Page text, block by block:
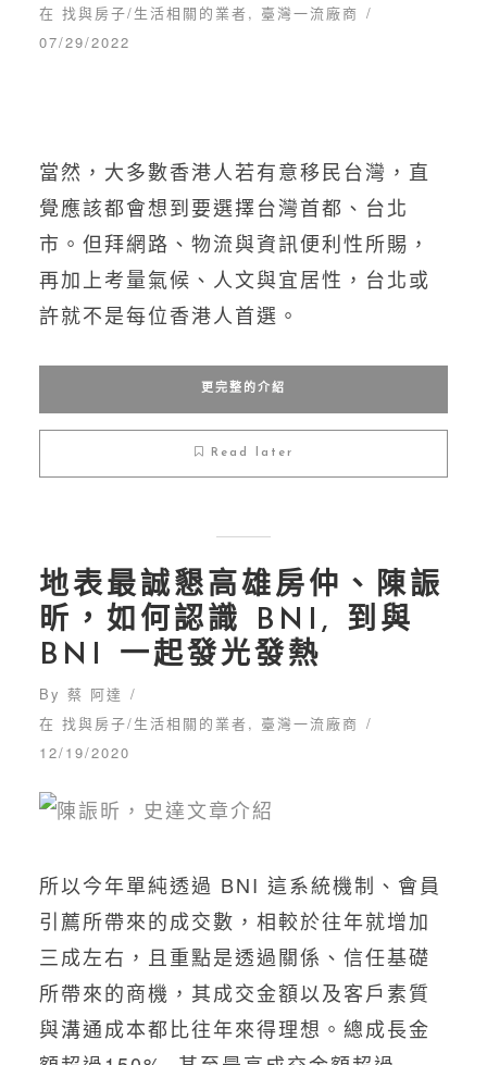
咖啡鄉元素
在 找與房子/生活相關的業者, 臺灣一流廠商
07/29/2022
當然，大多數香港人若有意移民台灣，直
覺應該都會想到要選擇台灣首都、台北
市。但拜網路、物流與資訊便利性所賜，
再加上考量氣候、人文與宜居性，台北或
許就不是每位香港人首選。
更完整的介紹
Read later
地表最誠懇高雄房仲、陳誫
昕，如何認識 BNI, 到與
BNI 一起發光發熱
By 蔡 阿達
在 找與房子/生活相關的業者, 臺灣一流廠商
12/19/2020
所以今年單純透過 BNI 這系統機制、會員
引薦所帶來的成交數，相較於往年就增加
三成左右，且重點是透過關係、信任基礎
所帶來的商機，其成交金額以及客戶素質
與溝通成本都比往年來得理想。總成長金